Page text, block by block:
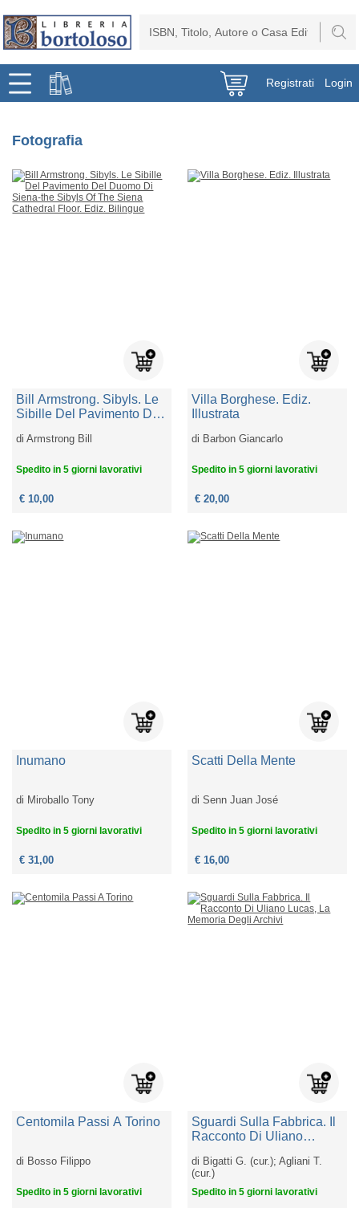
Registrati Login
Fotografia
Bill Armstrong. Sibyls. Le
Sibille Del Pavimento Del
Sibyls Of The Siena
Bilingue
diArmstrong Bill
Spedito in 5 giorni lavorativi
€ 10,00
Villa Borghese. Ediz.
Illustrata
di Barbon Giancarlo
Spedito in 5 giorni lavorativi
€ 20,00
Inumano
di Miroballo Tony
Spedito in 5 giorni lavorativi
€ 31,00
Scatti Della Mente
diSenn Juan José
Spedito in 5 giorni lavorativi
€ 16,00
Centomila Passi A Torino
di Bosso Filippo
Spedito in 5 giorni lavorativi
Sguardi Sulla Fabbrica. Il
Racconto Di Uliano
Archivi
di Bigatti G. (cur.); Agliani T.
(cur.)
Spedito in 5 giorni lavorativi